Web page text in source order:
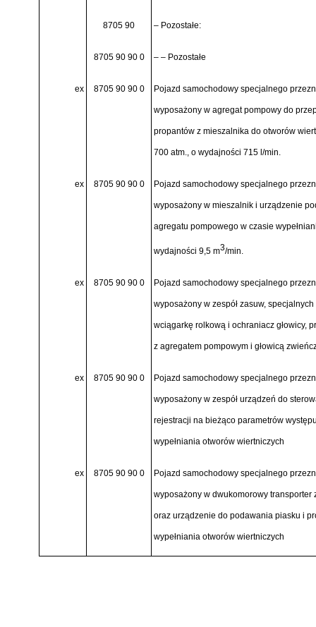
8705 90 – Pozostałe:
8705 90 90 0 – – Pozostałe
ex 8705 90 90 0 Pojazd samochodowy specjalnego
wyposażony w agregat pompowy do
propantów z mieszalnika do otworów
700 atm., o wydajności 715 l/min.
ex 8705 90 90 0 Pojazd samochodowy specjalnego
wyposażony w mieszalnik i urządzenie
agregatu pompowego w czasie
wydajności 9,5 m3/min.
ex 8705 90 90 0 Pojazd samochodowy specjalnego
wyposażony w zespół zasuw,
wciągarkę rolkową i ochraniacz głowicy,
z agregatem pompowym i głowicą
ex 8705 90 90 0 Pojazd samochodowy specjalnego
wyposażony w zespół urządzeń do
rejestracji na bieżąco parametrów
wypełniania otworów wiertniczych
ex 8705 90 90 0 Pojazd samochodowy specjalnego
wyposażony w dwukomorowy transporter
oraz urządzenie do podawania piasku i
wypełniania otworów wiertniczych